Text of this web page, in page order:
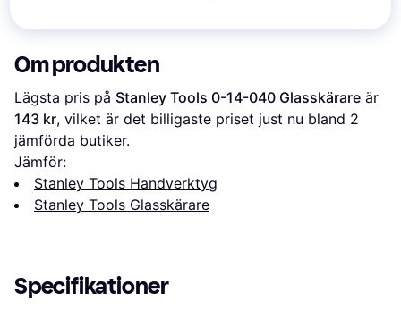
Om produkten
Lägsta pris på Stanley Tools 0-14-040 Glasskärare
143 kr, vilket är det billigaste priset just nu bland 2
jämförda butiker.
Jämför:
Stanley Tools Handverktyg
Stanley Tools Glasskärare
Specifikationer